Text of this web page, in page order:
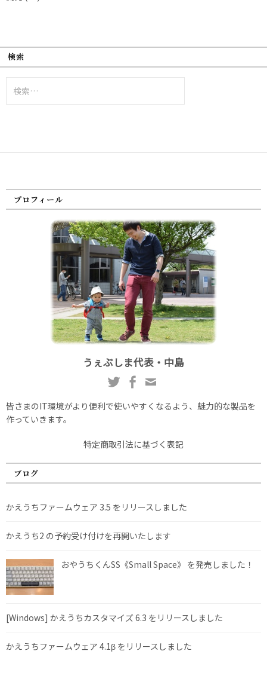
検索
索:
プロフィール
うぇぶしま代表・中島
皆さまのIT環境がより便利で使いやすくなるよう、魅力的な製品を
作っていきます。
特定商取引法に基づく表記
ブログ
かえうちファームウェア 3.5 をリリースしました
かえうち2 の予約受け付けを再開いたします
おやうちくんSS《Small Space》 を発売しました！
[Windows] かえうちカスタマイズ 6.3 をリリースしました
かえうちファームウェア 4.1β をリリースしました